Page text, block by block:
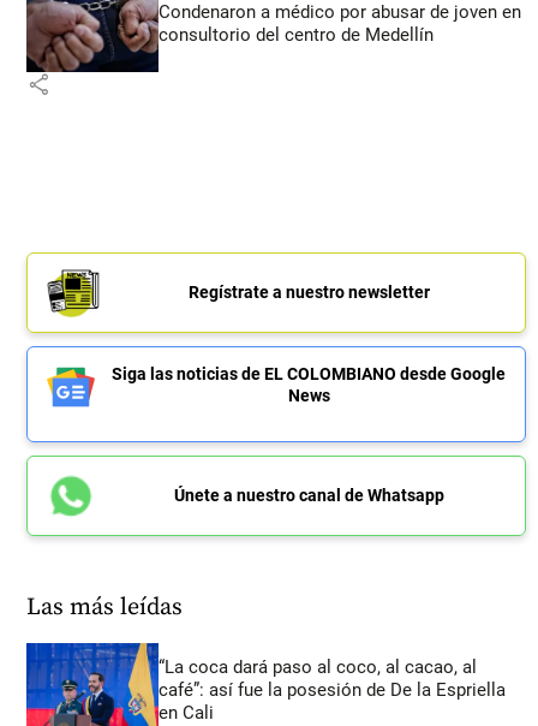
Condenaron a médico por abusar de joven en
consultorio del centro de Medellín
share
Regístrate a nuestro newsletter
Siga las noticias de EL COLOMBIANO desde Google
News
Únete a nuestro canal de Whatsapp
Las más leídas
“La coca dará paso al coco, al cacao, al
café”: así fue la posesión de De la Espriella
en Cali